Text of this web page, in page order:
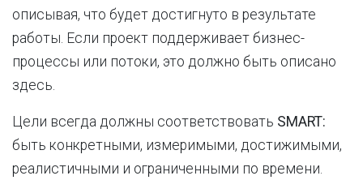
описывая, что будет достигнуто в результате
работы. Если проект поддерживает бизнес-
процессы или потоки, это должно быть описано
здесь.
Цели всегда должны соответствовать SMART:
быть конкретными, измеримыми, достижимыми,
реалистичными и ограниченными по времени.